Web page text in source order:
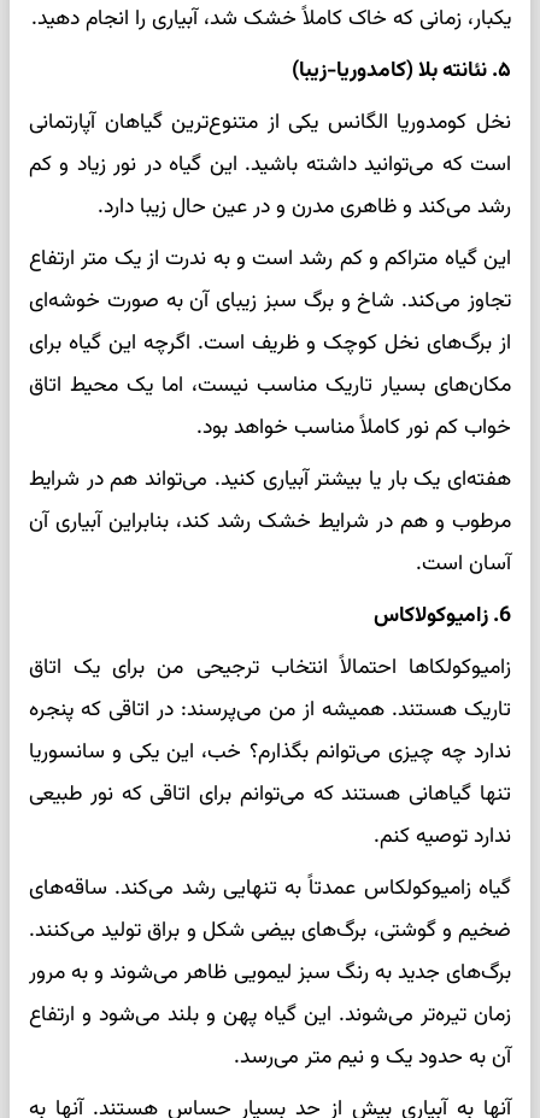
یکبار، زمانی که خاک کاملاً خشک شد، آبیاری را انجام دهید.
۵. نئانته بلا (کامدوریا-زیبا)
نخل کومدوریا الگانس یکی از متنوع‌ترین گیاهان آپارتمانی
است که می‌توانید داشته باشید. این گیاه در نور زیاد و کم
رشد می‌کند و ظاهری مدرن و در عین حال زیبا دارد.
این گیاه متراکم و کم رشد است و به ندرت از یک متر ارتفاع
تجاوز می‌کند. شاخ و برگ سبز زیبای آن به صورت خوشه‌ای
از برگ‌های نخل کوچک و ظریف است. اگرچه این گیاه برای
مکان‌های بسیار تاریک مناسب نیست، اما یک محیط اتاق
خواب کم نور کاملاً مناسب خواهد بود.
هفته‌ای یک بار یا بیشتر آبیاری کنید. می‌تواند هم در شرایط
مرطوب و هم در شرایط خشک رشد کند، بنابراین آبیاری آن
آسان است.
6. زامیوکولاکاس
زامیوکولکاها احتمالاً انتخاب ترجیحی من برای یک اتاق
تاریک هستند. همیشه از من می‌پرسند: در اتاقی که پنجره
ندارد چه چیزی می‌توانم بگذارم؟ خب، این یکی و سانسوریا
تنها گیاهانی هستند که می‌توانم برای اتاقی که نور طبیعی
ندارد توصیه کنم.
گیاه زامیوکولکاس عمدتاً به تنهایی رشد می‌کند. ساقه‌های
ضخیم و گوشتی، برگ‌های بیضی شکل و براق تولید می‌کنند.
برگ‌های جدید به رنگ سبز لیمویی ظاهر می‌شوند و به مرور
زمان تیره‌تر می‌شوند. این گیاه پهن و بلند می‌شود و ارتفاع
آن به حدود یک و نیم متر می‌رسد.
آنها به آبیاری بیش از حد بسیار حساس هستند. آنها به